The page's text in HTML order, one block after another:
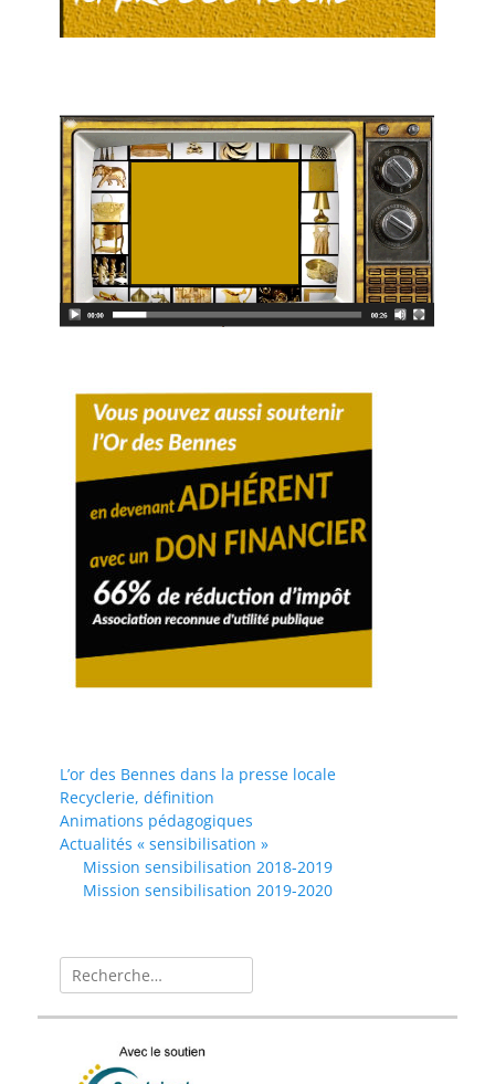
L’or des Bennes dans la presse locale
Recyclerie, définition
Animations pédagogiques
Actualités « sensibilisation »
Mission sensibilisation 2018-2019
Mission sensibilisation 2019-2020
Rechercher :